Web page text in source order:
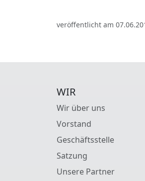
veröffentlicht am
WIR
Wir über uns
Vorstand
Geschäftsstelle
Satzung
Unsere Partner